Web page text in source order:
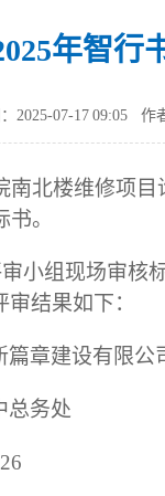
年智行
2025-07-17 09:05 作
南北楼维修项目
书。
小组现场审核标
审结果如下：
篇章建设有限公
总务处
26